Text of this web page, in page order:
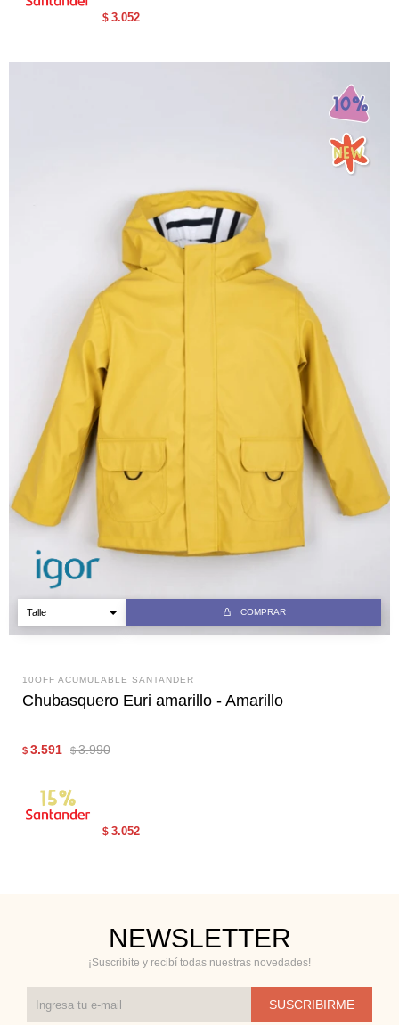
$ 3.052
COMPRAR
10OFF ACUMULABLE SANTANDER
Chubasquero Euri amarillo - Amarillo
$ 3.591 $ 3.990
$ 3.052
NEWSLETTER
¡Suscribite y recibí todas nuestras novedades!
SUSCRIBIRME